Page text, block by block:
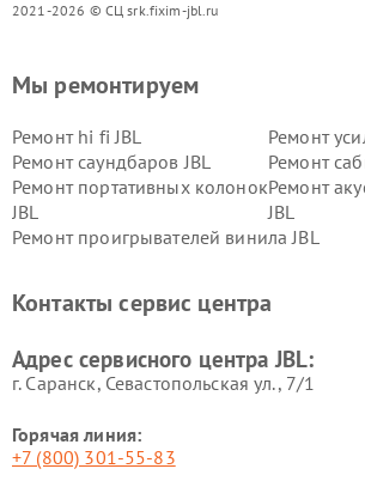
2021-2026 © СЦ srk.fixim-jbl.ru
Мы ремонтируем
Ремонт hi fi JBL
Ремонт
Ремонт саундбаров JBL
Ремонт
Ремонт портативных колонок
JBL
Ремонт
JBL
Ремонт проигрывателей винила JBL
Контакты сервис центра
Адрес сервисного центра JBL:
г. Саранск, Севастопольская ул., 7/1
Горячая линия:
+7 (800) 301-55-83